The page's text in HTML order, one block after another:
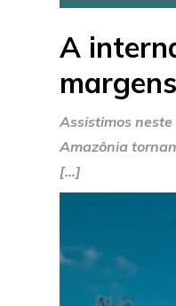
A
Assistimos
Amazônia
[…]